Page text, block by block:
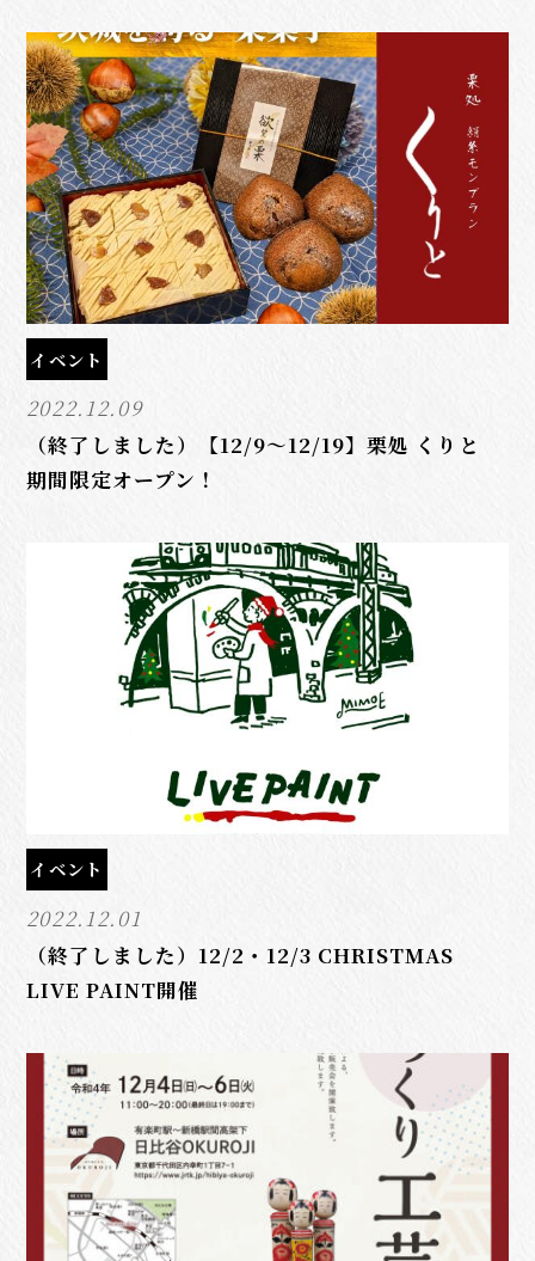
イベント
2022.12.09
（終了しました）【12/9～12/19】栗処 くりと
期間限定オープン！
イベント
2022.12.01
（終了しました）12/2・12/3 CHRISTMAS
LIVE PAINT開催